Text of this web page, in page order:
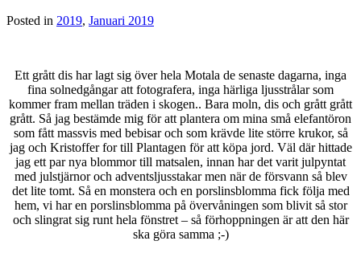
Posted in 2019, Januari 2019
Ett grått dis har lagt sig över hela Motala de senaste dagarna, inga
fina solnedgångar att fotografera, inga härliga ljusstrålar som
kommer fram mellan träden i skogen.. Bara moln, dis och grått grått
grått. Så jag bestämde mig för att plantera om mina små elefantöron
som fått massvis med bebisar och som krävde lite större krukor, så
jag och Kristoffer for till Plantagen för att köpa jord. Väl där hittade
jag ett par nya blommor till matsalen, innan har det varit julpyntat
med julstjärnor och adventsljusstakar men när de försvann så blev
det lite tomt. Så en monstera och en porslinsblomma fick följa med
hem, vi har en porslinsblomma på övervåningen som blivit så stor
och slingrat sig runt hela fönstret – så förhoppningen är att den här
ska göra samma ;-)